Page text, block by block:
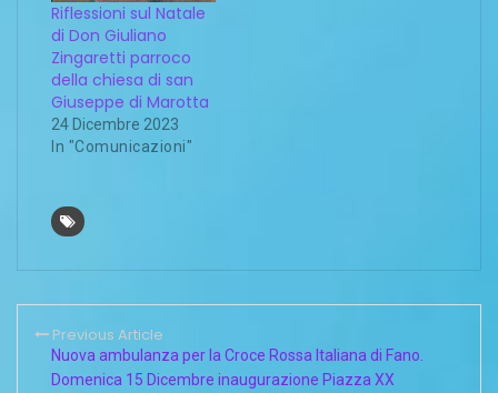
Riflessioni sul Natale
di Don Giuliano
Zingaretti parroco
della chiesa di san
Giuseppe di Marotta
24 Dicembre 2023
In "Comunicazioni"
Previous Article
Nuova ambulanza per la Croce Rossa Italiana di Fano.
Domenica 15 Dicembre inaugurazione Piazza XX